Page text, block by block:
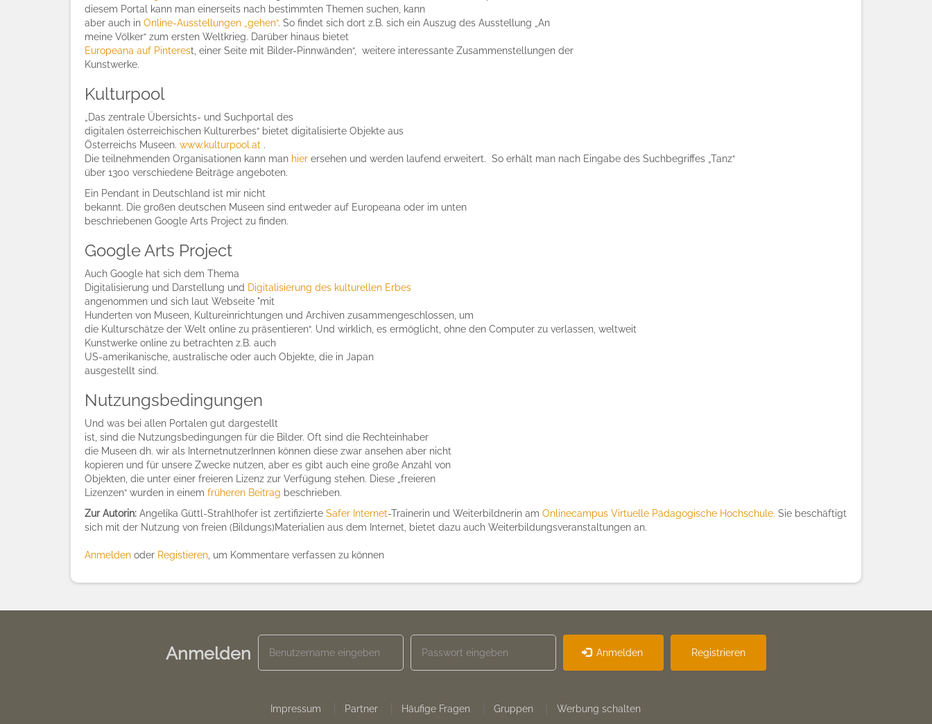
diesem Portal kann man einerseits nach bestimmten Themen suchen, kann
aber auch in Online-Ausstellungen „gehen“. So findet sich dort z.B. sich ein Auszug des Ausstellung „An
meine Völker“ zum ersten Weltkrieg. Darüber hinaus bietet
Europeana auf Pinterest, einer Seite mit Bilder-Pinnwänden“, weitere interessante Zusammenstellungen der
Kunstwerke.
Kulturpool
„Das zentrale Übersichts- und Suchportal des
digitalen österreichischen Kulturerbes“ bietet digitalisierte Objekte aus
Österreichs Museen. www.kulturpool.at .
Die teilnehmenden Organisationen kann man hier ersehen und werden laufend erweitert. So erhält man nach Eingabe des Suchbegriffes „Tanz“
über 1300 verschiedene Beiträge angeboten.
Ein Pendant in Deutschland ist mir nicht
bekannt. Die großen deutschen Museen sind entweder auf Europeana oder im unten
beschriebenen Google Arts Project zu finden.
Google Arts Project
Auch Google hat sich dem Thema
Digitalisierung und Darstellung und Digitalisierung des kulturellen Erbes
angenommen und sich laut Webseite "mit
Hunderten von Museen, Kultureinrichtungen und Archiven zusammengeschlossen, um
die Kulturschätze der Welt online zu präsentieren“. Und wirklich, es ermöglicht, ohne den Computer zu verlassen, weltweit
Kunstwerke online zu betrachten z.B. auch
US-amerikanische, australische oder auch Objekte, die in Japan
ausgestellt sind.
Nutzungsbedingungen
Und was bei allen Portalen gut dargestellt
ist, sind die Nutzungsbedingungen für die Bilder. Oft sind die Rechteinhaber
die Museen dh. wir als InternetnutzerInnen können diese zwar ansehen aber nicht
kopieren und für unsere Zwecke nutzen, aber es gibt auch eine große Anzahl von
Objekten, die unter einer freieren Lizenz zur Verfügung stehen. Diese „freieren
Lizenzen“ wurden in einem früheren Beitrag beschrieben.
Zur Autorin: Angelika Güttl-Strahlhofer ist zertifizierte Safer Internet-Trainerin und Weiterbildnerin am Onlinecampus Virtuelle Pädagogische Hochschule. Sie beschäftigt
sich mit der Nutzung von freien (Bildungs)Materialien aus dem Internet, bietet dazu auch Weiterbildungsveranstaltungen an.
Anmelden oder Registieren, um Kommentare verfassen zu können
Anmelden Anmelden Registrieren
Impressum Partner Häufige Fragen Gruppen Werbung schalten